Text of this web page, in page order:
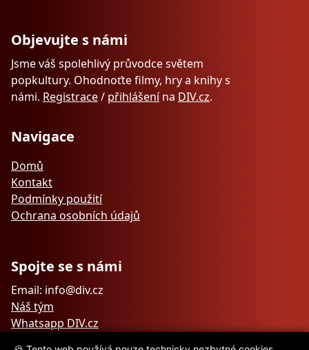
Objevujte s námi
Jsme váš spolehlivý průvodce světem
popkultury. Ohodnoťte filmy, hry a knihy s
námi. Registrace/ přihlášenína DIV.cz.
Navigace
Domů
Kontakt
Podmínky použití
Ochrana osobních údajů
Spojte se s námi
Email: info@div.cz
Náš tým
Whatsapp DIV.cz